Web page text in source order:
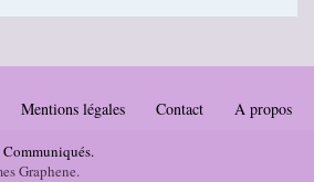
Mentions légales Contact A propos
Graphene.